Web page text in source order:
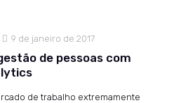
9 de janeiro de 2017
de pessoas com
de trabalho extremamente